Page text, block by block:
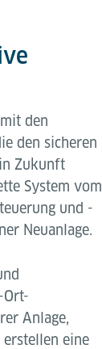
den
den sicheren
Zukunft
System vom
und -
Neuanlage.
Ort-
Anlage,
eine